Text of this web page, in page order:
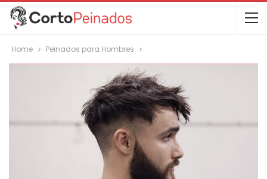
Home Peinados para Hombres